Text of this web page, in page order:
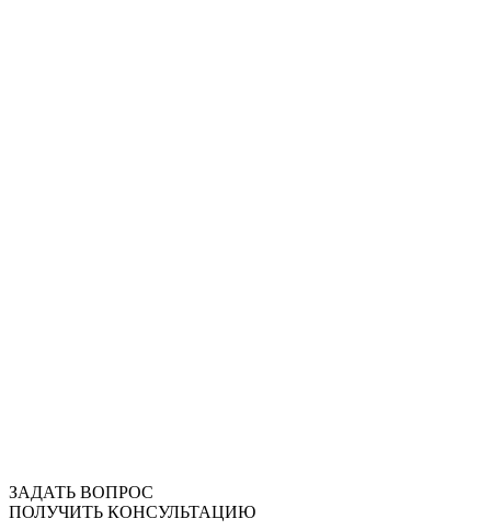
ЗАДАТЬ ВОПРОС
ПОЛУЧИТЬ КОНСУЛЬТАЦИЮ